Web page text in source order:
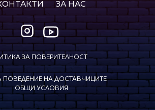
ЗА НАС
ЗА ПОВЕРИТЕЛНОСТ
ПОВЕДЕНИЕ НА ДОСТАВЧИЦИТЕ
ОБЩИ УСЛОВИЯ